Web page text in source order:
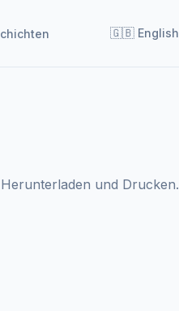
🇬🇧 English
und Drucken.